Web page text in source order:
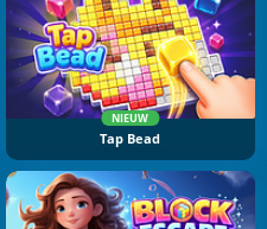
NIEUW
Tap Bead